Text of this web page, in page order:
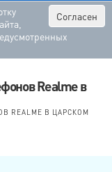
Согласен
Realme в
REALME В ЦАРСКОМ